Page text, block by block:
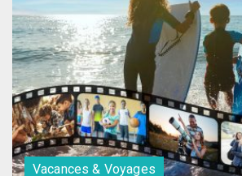
Vacances & Voyages